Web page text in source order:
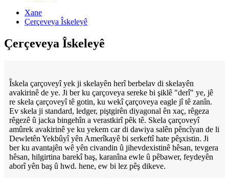
Xane
Çerçeveya Îskeleyê
Çerçeveya Îskeleyê
Îskela çarçoveyî yek ji skelayên herî berbelav di skelayên
avakirinê de ye. Ji ber ku çarçoveya sereke bi şiklê "derî" ye, jê
re skela çarçoveyî tê gotin, ku wekî çarçoveya eagle jî tê zanîn.
Ev skela ji standard, ledger, piştgirên diyagonal ên xaç, rêgeza
rêgezê û jacka bingehîn a verastkirî pêk tê. Skela çarçoveyî
amûrek avakirinê ye ku yekem car di dawiya salên pêncîyan de li
Dewletên Yekbûyî yên Amerîkayê bi serkeftî hate pêşxistin. Ji
ber ku avantajên wê yên civandin û jihevdexistinê hêsan, tevgera
hêsan, hilgirtina barekî baş, karanîna ewle û pêbawer, feydeyên
aborî yên baş û hwd. hene, ew bi lez pêş dikeve.